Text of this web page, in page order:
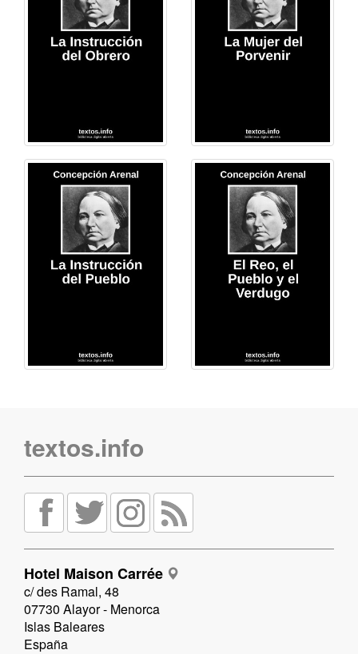
textos.info
Hotel Maison Carrée
c/ des Ramal, 48
07730 Alayor - Menorca
Islas Baleares
España